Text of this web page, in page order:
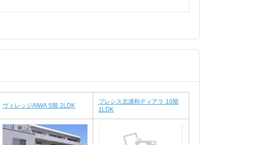
ヴィレッジAIWA 5階 2LDK
プレシス北浦和ディアラ 10階
1LDK